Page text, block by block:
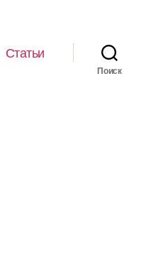
Статьи
Поиск